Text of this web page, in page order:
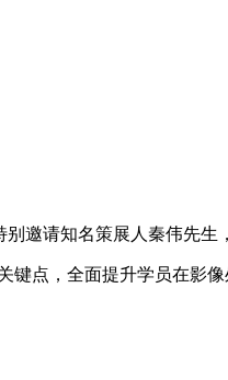
请知名策展人秦伟先生
点，全面提升学员在影